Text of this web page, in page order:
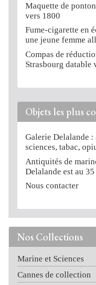
Nos Collections
Marine et Sciences
Cannes de collection
Maquette de
vers 1800
Fume-cigarette en
une jeune femme
Compas de
Strasbourg datable
Objets les plus
Galerie Delalande :
sciences, tabac,
Antiquités de
Delalande est au
Nous contacter